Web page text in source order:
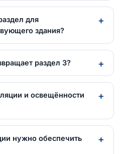
для
здания?
раздел 3?
и освещённости
нужно обеспечить